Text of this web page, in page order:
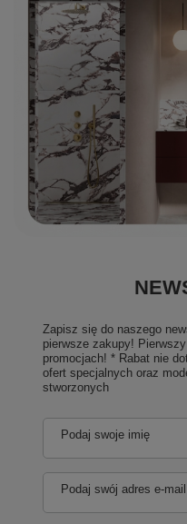
posiadany przez nas
liczne nagrody
Zapisz się do naszego
pierwsze zakupy!
promocjach! * Rabat nie
ofert specjalnych oraz
stworzonych
Podaj swoje imię
Podaj swój adres e-mail